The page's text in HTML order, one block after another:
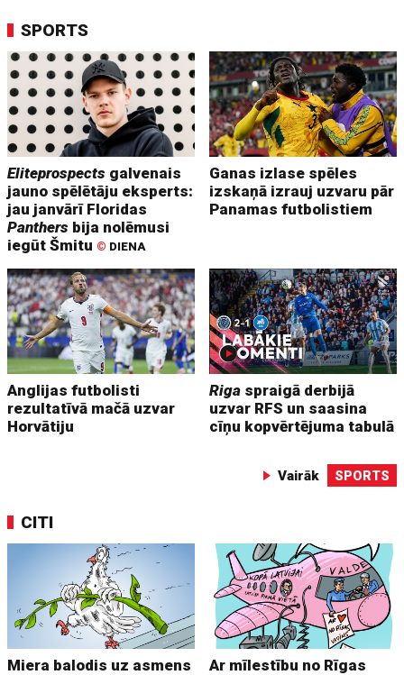
SPORTS
Eliteprospects galvenais
jauno spēlētāju eksperts:
jau janvārī Floridas
Panthers bija nolēmusi
iegūt Šmitu © DIENA
Ganas izlase spēles
izskaņā izrauj uzvaru pār
Panamas futbolistiem
Anglijas futbolisti
rezultatīvā mačā uzvar
Horvātiju
Riga spraigā derbijā
uzvar RFS un saasina
cīņu kopvērtējuma tabulā
Vairāk SPORTS
CITI
Miera balodis uz asmens Ar mīlestību no Rīgas